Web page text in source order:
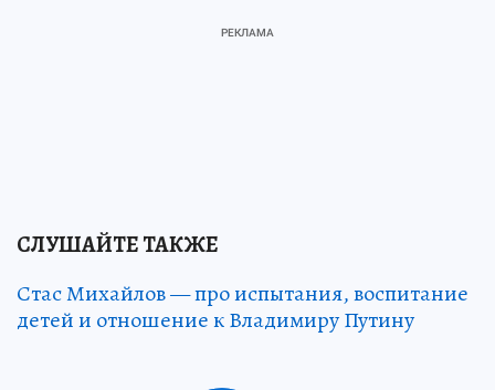
СЛУШАЙТЕ ТАКЖЕ
Стас Михайлов — про испытания, воспитание
детей и отношение к Владимиру Путину